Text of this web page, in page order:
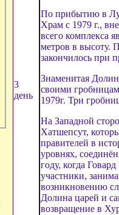
3
день
По прибытию в
Храм с 1979 г.,
всего комплекса
метров в высоту.
закончилось при
Знаменитая
своими
1979г. Три
На Западной
Хатшепсут,
правителей в
уровнях,
году, когда
участники,
возникновению
Долина царей и
возвращение в